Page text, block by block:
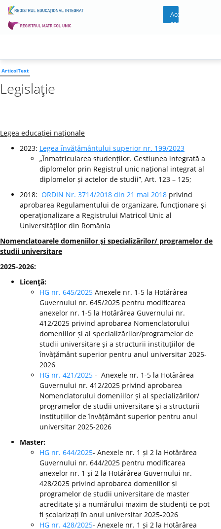
Acces
cont
ArticolText
Legislaţie
Legea educaţiei naţionale
2023: Legea ı̂nvăţământului superior nr. 199/2023
„Înmatricularea studenților. Gestiunea integrată a
diplomelor prin Registrul unic național integrat al
diplomelor și actelor de studii”, Art. 123 – 125;
2018: ORDIN Nr. 3714/2018 din 21 mai 2018 privind
aprobarea Regulamentului de organizare, funcţionare şi
operaţionalizare a Registrului Matricol Unic al
Universităţilor din România
Nomenclatoarele domeniilor şi specializărilor/ programelor de
studii universitare
2025-2026:
Licenţă:
HG nr. 645/2025 Anexele nr. 1-5 la Hotărârea
Guvernului nr. 645/2025 pentru modificarea
anexelor nr. 1-5 la Hotărârea Guvernului nr.
412/2025 privind aprobarea Nomenclatorului
domeniilor și al specializărilor/programelor de
studii universitare și a structurii instituțiilor de
învățământ superior pentru anul universitar 2025-
2026
HG nr. 421/2025 - Anexele nr. 1-5 la Hotărârea
Guvernului nr. 412/2025 privind aprobarea
Nomenclatorului domeniilor și al specializărilor/
programelor de studii universitare și a structurii
instituțiilor de învățământ superior pentru anul
universitar 2025-2026
Master:
HG nr. 644/2025- Anexele nr. 1 și 2 la Hotărârea
Guvernului nr. 644/2025 pentru modificarea
anexelor nr. 1 și 2 la Hotărârea Guvernului nr.
428/2025 privind aprobarea domeniilor și
programelor de studii universitare de master
acreditate și a numărului maxim de studenți ce pot
fi școlarizați în anul universitar 2025-2026
HG nr. 428/2025- Anexele nr. 1 și 2 la Hotărârea